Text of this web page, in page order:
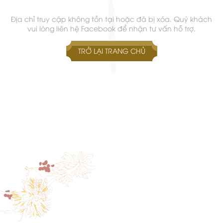
Địa chỉ truy cập không tồn tại hoặc đã bị xóa. Quý khách
vui lòng liên hệ Facebook để nhận tư vấn hỗ trợ.
TRỞ LẠI TRANG CHỦ